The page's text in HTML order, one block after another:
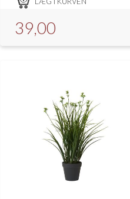
39,00